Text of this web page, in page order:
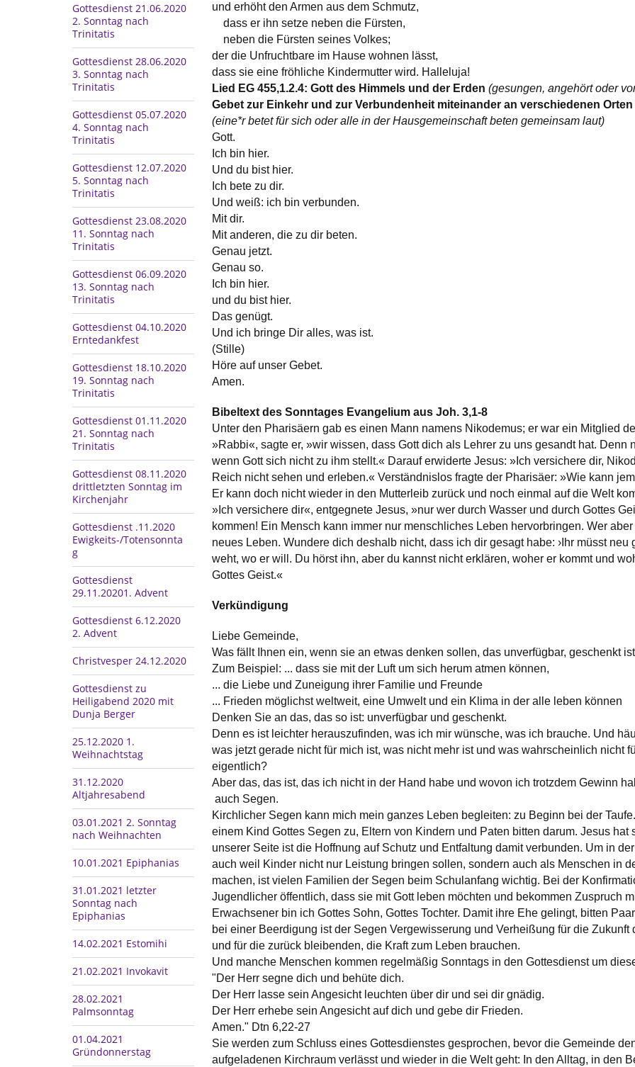
Gottesdienst 21.06.2020
2. Sonntag nach
Trinitatis
Gottesdienst 28.06.2020
3. Sonntag nach
Trinitatis
Gottesdienst 05.07.2020
4. Sonntag nach
Trinitatis
Gottesdienst 12.07.2020
5. Sonntag nach
Trinitatis
Gottesdienst 23.08.2020
11. Sonntag nach
Trinitatis
Gottesdienst 06.09.2020
13. Sonntag nach
Trinitatis
Gottesdienst 04.10.2020
Erntedankfest
Gottesdienst 18.10.2020
19. Sonntag nach
Trinitatis
Gottesdienst 01.11.2020
21. Sonntag nach
Trinitatis
Gottesdienst 08.11.2020
drittletzten Sonntag im
Kirchenjahr
Gottesdienst .11.2020
Ewigkeits-/Totensonnta
g
Gottesdienst
29.11.20201. Advent
Gottesdienst 6.12.2020
2. Advent
Christvesper 24.12.2020
Gottesdienst zu
Heiligabend 2020 mit
Dunja Berger
25.12.2020 1.
Weihnachtstag
31.12.2020
Altjahresabend
03.01.2021 2. Sonntag
nach Weihnachten
10.01.2021 Epiphanias
31.01.2021 letzter
Sonntag nach
Epiphanias
14.02.2021 Estomihi
21.02.2021 Invokavit
28.02.2021
Palmsonntag
01.04.2021
Gründonnerstag
und erhöht den Armen aus dem Schmutz,
dass er ihn setze neben die Fürsten,
neben die Fürsten seines Volkes;
der die Unfruchtbare im Hause wohnen lässt,
dass sie eine fröhliche Kindermutter wird. Halleluja!
Lied EG 455,1.2.4: Gott des Himmels und der Erden (gesungen, angehört oder
Gebet zur Einkehr und zur Verbundenheit miteinander an verschiedenen Orten
(eine*r betet für sich oder alle in der Hausgemeinschaft beten gemeinsam laut)
Gott.
Ich bin hier.
Und du bist hier.
Ich bete zu dir.
Und weiß: ich bin verbunden.
Mit dir.
Mit anderen, die zu dir beten.
Genau jetzt.
Genau so.
Ich bin hier.
und du bist hier.
Das genügt.
Und ich bringe Dir alles, was ist.
(Stille)
Höre auf unser Gebet.
Amen.
Bibeltext des Sonntages Evangelium aus Joh. 3,1-8
Unter den Pharisäern gab es einen Mann namens Nikodemus; er war ein Mitglied
»Rabbi«, sagte er, »wir wissen, dass Gott dich als Lehrer zu uns gesandt hat.
wenn Gott sich nicht zu ihm stellt.« Darauf erwiderte Jesus: »Ich versichere dir,
Reich nicht sehen und erleben.« Verständnislos fragte der Pharisäer: »Wie kann
Er kann doch nicht wieder in den Mutterleib zurück und noch einmal auf die Welt
»Ich versichere dir«, entgegnete Jesus, »nur wer durch Wasser und durch Gottes
kommen! Ein Mensch kann immer nur menschliches Leben hervorbringen. Wer
neues Leben. Wundere dich deshalb nicht, dass ich dir gesagt habe: ›Ihr müsst
weht, wo er will. Du hörst ihn, aber du kannst nicht erklären, woher er kommt und
Gottes Geist.«
Verkündigung
Liebe Gemeinde,
Was fällt Ihnen ein, wenn sie an etwas denken sollen, das unverfügbar, geschenkt
Zum Beispiel: ... dass sie mit der Luft um sich herum atmen können,
... die Liebe und Zuneigung ihrer Familie und Freunde
... Frieden möglichst weltweit, eine Umwelt und ein Klima in der alle leben können
Denken Sie an das, das so ist: unverfügbar und geschenkt.
Denn es ist leichter herauszufinden, was ich mir wünsche, was ich brauche. Und
was jetzt gerade nicht für mich ist, was nicht mehr ist und was wahrscheinlich nicht
eigentlich?
Aber das, das ist, das ich nicht in der Hand habe und wovon ich trotzdem Gewinn
auch Segen.
Kirchlicher Segen kann mich mein ganzes Leben begleiten: zu Beginn bei der
einem Kind Gottes Segen zu, Eltern von Kindern und Paten bitten darum. Jesus hat
unserer Seite ist die Hoffnung auf Schutz und Entfaltung damit verbunden. Um in
auch weil Kinder nicht nur Leistung bringen sollen, sondern auch als Menschen in
machen, ist vielen Familien der Segen beim Schulanfang wichtig. Bei der
Jugendlicher öffentlich, dass sie mit Gott leben möchten und bekommen Zuspruch
Erwachsener bin ich Gottes Sohn, Gottes Tochter. Damit ihre Ehe gelingt, bitten
bei einer Beerdigung ist der Segen Vergewisserung und Verheißung für die
und für die zurück bleibenden, die Kraft zum Leben brauchen.
Und manche Menschen kommen regelmäßig Sonntags in den Gottesdienst um
"Der Herr segne dich und behüte dich.
Der Herr lasse sein Angesicht leuchten über dir und sei dir gnädig.
Der Herr erhebe sein Angesicht auf dich und gebe dir Frieden.
Amen." Dtn 6,22-27
Sie werden zum Schluss eines Gottesdienstes gesprochen, bevor die Gemeinde
aufgeladenen Kirchraum verlässt und wieder in die Welt geht: In den Alltag, in den